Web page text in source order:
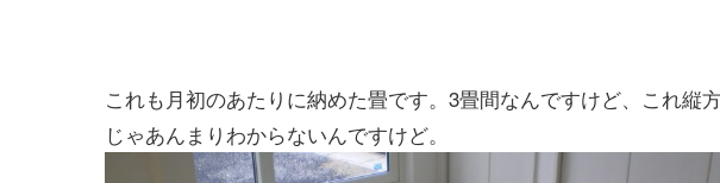
これも月初のあたりに納めた畳です。3畳間なんですけど、これ縦
じゃあんまりわからないんですけど。